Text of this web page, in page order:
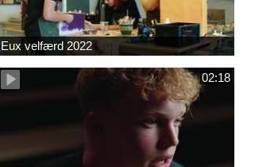
Eux velfærd 2022
02:18